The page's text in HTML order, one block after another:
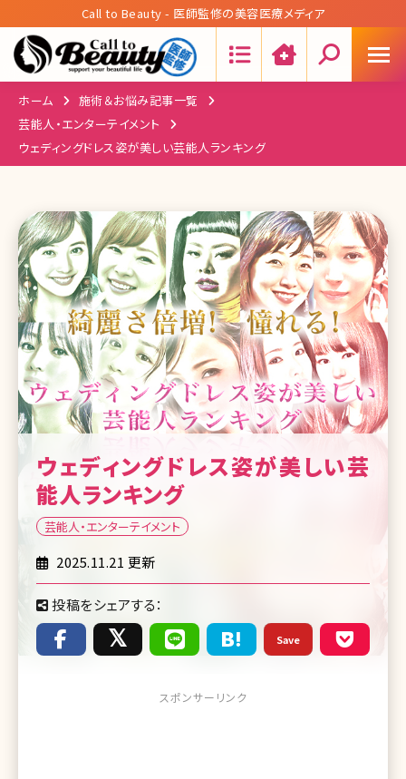
Call to Beauty - 医師監修の美容医療メディア
ホーム
施術＆お悩み記事一覧
芸能人・エンターテイメント
ウェディングドレス姿が美しい芸能人ランキング
ウェディングドレス姿が美しい芸
能人ランキング
芸能人・エンターテイメント
2025.11.21 更新
投稿をシェアする：
Save
スポンサーリンク